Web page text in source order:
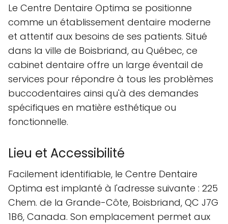
Le Centre Dentaire Optima se positionne
comme un établissement dentaire moderne
et attentif aux besoins de ses patients. Situé
dans la ville de Boisbriand, au Québec, ce
cabinet dentaire offre un large éventail de
services pour répondre à tous les problèmes
buccodentaires ainsi qu'à des demandes
spécifiques en matière esthétique ou
fonctionnelle.
Lieu et Accessibilité
Facilement identifiable, le Centre Dentaire
Optima est implanté à l'adresse suivante : 225
Chem. de la Grande-Côte, Boisbriand, QC J7G
1B6, Canada. Son emplacement permet aux